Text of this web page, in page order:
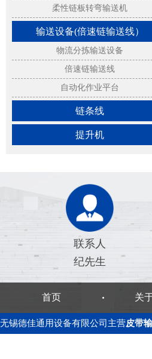
柔性链板转弯输送机
输送设备(倍速链输送线）
物流分拣输送设备
倍速链输送线
自动化作业平台
链条线
提升机
联系人
纪先生
首页 关
无锡德佳通用设备有限公司主营皮带